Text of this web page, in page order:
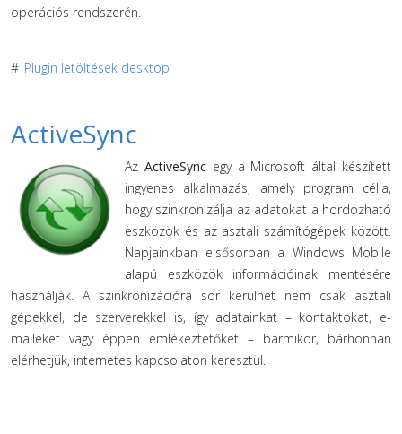
operációs rendszerén.
# Plugin letöltések desktop
ActiveSync
Az ActiveSyncegy a Microsoft által készített
ingyenes alkalmazás, amely program célja,
hogy szinkronizálja az adatokat a hordozható
eszközök és az asztali számítógépek között.
Napjainkban elsősorban a Windows Mobile
alapú eszközök információinak mentésére
használják. A szinkronizációra sor kerülhet nem csak asztali
gépekkel, de szerverekkel is, így adatainkat – kontaktokat, e-
maileket vagy éppen emlékeztetőket – bármikor, bárhonnan
elérhetjük, internetes kapcsolaton keresztül.